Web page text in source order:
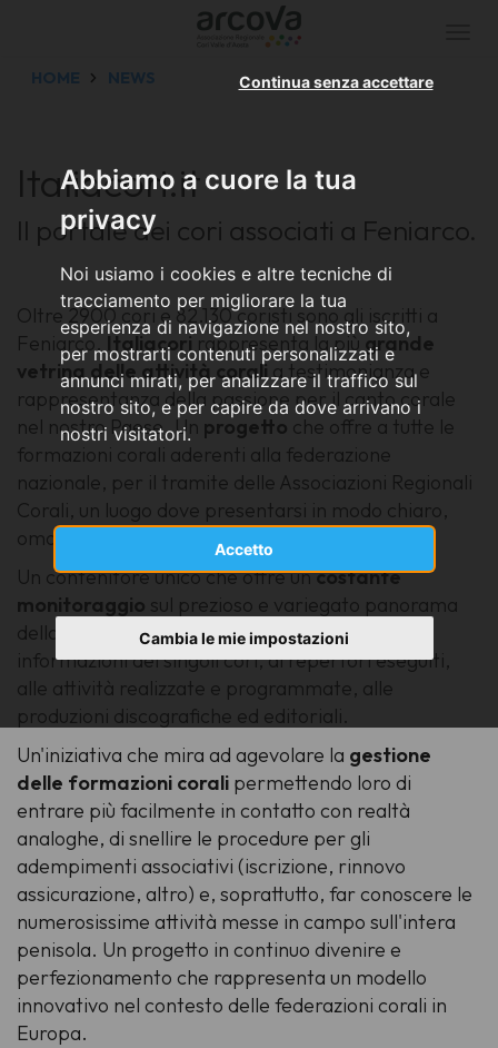
Abbiamo a cuore la tua
privacy
Noi usiamo i cookies e altre tecniche di
tracciamento per migliorare la tua
esperienza di navigazione nel nostro sito,
per mostrarti contenuti personalizzati e
annunci mirati, per analizzare il traffico sul
nostro sito, e per capire da dove arrivano i
nostri visitatori.
Accetto
Continua senza accettare
Cambia le mie impostazioni
HOME NEWS
Italiacori.it
Il portale dei cori associati a Feniarco.
Oltre 2900 cori e 82.130 coristi sono gli iscritti a
Feniarco. Italiacori rappresenta la piùgrande
vetrina delle attività coralia testimonianza e
rappresentanza della passione per il canto corale
nel nostro Paese. Un progetto che offre a tutte le
formazioni corali aderenti alla federazione
nazionale, per il tramite delle Associazioni Regionali
Corali, un luogo dove presentarsi in modo chiaro,
omogeneo ed elegante.
Un contenitore unico che offre uncostante
monitoraggio sul prezioso e variegato panorama
della coralità italiana, dove poter attingere alle
informazioni dei singoli cori, ai repertori eseguiti,
alle attività realizzate e programmate, alle
produzioni discografiche ed editoriali.
Un'iniziativa che mira ad agevolare la gestione
delle formazioni corali permettendo loro di
entrare più facilmente in contatto con realtà
analoghe, di snellire le procedure per gli
adempimenti associativi (iscrizione, rinnovo
assicurazione, altro) e, soprattutto, far conoscere le
numerosissime attività messe in campo sull'intera
penisola. Un progetto in continuo divenire e
perfezionamento che rappresenta un modello
innovativo nel contesto delle federazioni corali in
Europa.